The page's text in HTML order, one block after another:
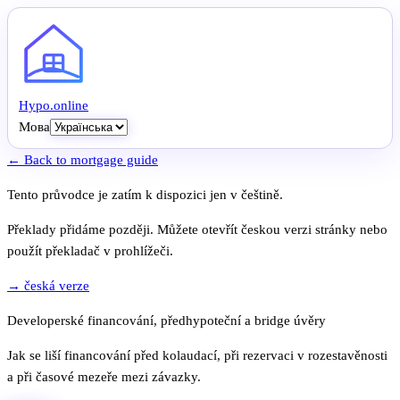
Hypo.online
Мова
← Back to mortgage guide
Tento průvodce je zatím k dispozici jen v češtině.
Překlady přidáme později. Můžete otevřít českou verzi stránky nebo
použít překladač v prohlížeči.
→ česká verze
Developerské financování, předhypoteční a bridge úvěry
Jak se liší financování před kolaudací, při rezervaci v rozestavěnosti
a při časové mezeře mezi závazky.